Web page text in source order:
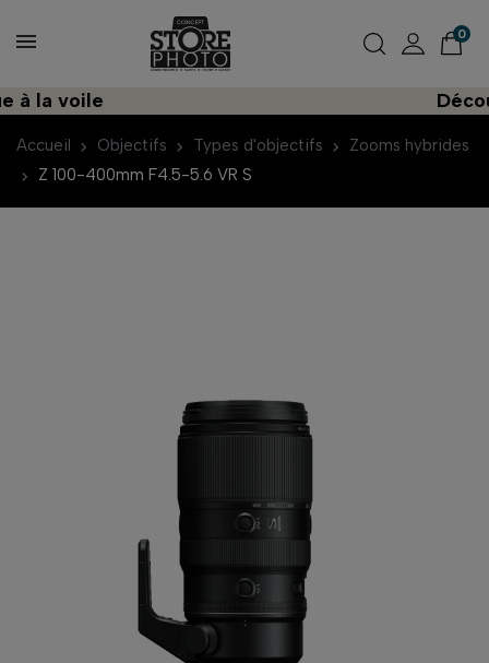
0
voile
Accueil Objectifs Types d'objectifs
Zooms hybrides
Z 100-400mm F4.5-5.6 VR S